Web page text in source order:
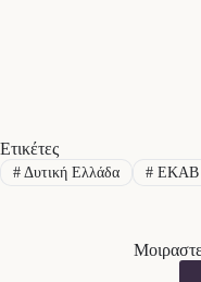
Ετικέτες
#Δυτική Ελλάδα #ΕΚΑΒ